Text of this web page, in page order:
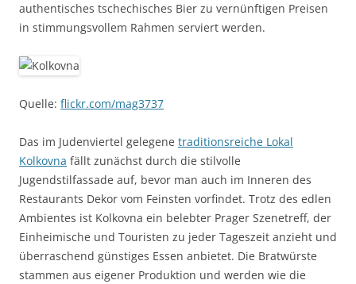
authentisches tschechisches Bier zu vernünftigen Preisen
in stimmungsvollem Rahmen serviert werden.
Quelle: flickr.com/mag3737
Das im Judenviertel gelegene traditionsreiche Lokal
Kolkovna fällt zunächst durch die stilvolle
Jugendstilfassade auf, bevor man auch im Inneren des
Restaurants Dekor vom Feinsten vorfindet. Trotz des edlen
Ambientes ist Kolkovna ein belebter Prager Szenetreff, der
Einheimische und Touristen zu jeder Tageszeit anzieht und
überraschend günstiges Essen anbietet. Die Bratwürste
stammen aus eigener Produktion und werden wie die